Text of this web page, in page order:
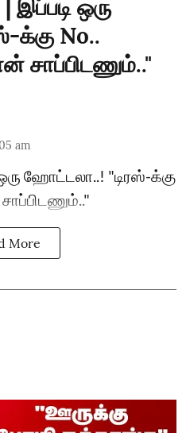
இப்படி ஒரு
க்கு No..
சாப்பிடணும்.."
am
ஹோட்டலா..! "டிரஸ்-க்கு
More